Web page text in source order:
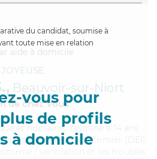
du candidat, soumise à
toute mise en relation
vous pour
de profils
à domicile
JOYEUSE
Beauvoir-sur-Niort
de chez Vous
et humaine, Yasmine a 14 ans
un diplôme d'Etat d'infirmier (DEI).